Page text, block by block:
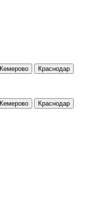
Кемерово
Краснодар
Кемерово
Краснодар